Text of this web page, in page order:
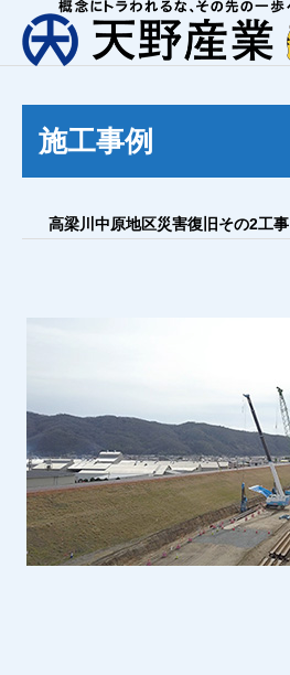
施工事例
高梁川中原地区災害復旧その2工事